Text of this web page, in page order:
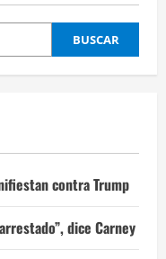
BUSCAR
contra Trump
dice Carney